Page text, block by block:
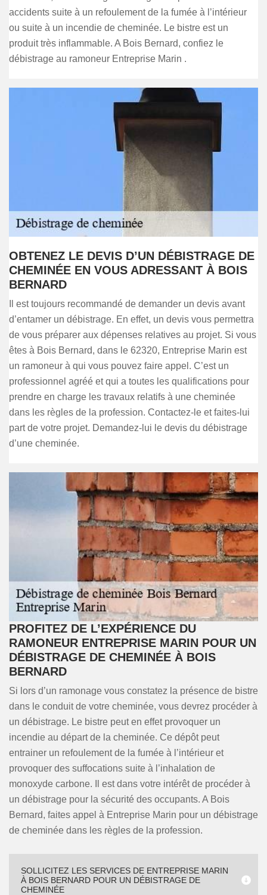
accidents suite à un refoulement de la fumée à l’intérieur
ou suite à un incendie de cheminée. Le bistre est un
produit très inflammable. A Bois Bernard, confiez le
débistrage au ramoneur Entreprise Marin .
OBTENEZ LE DEVIS D’UN DÉBISTRAGE DE
CHEMINÉE EN VOUS ADRESSANT À BOIS
BERNARD
Il est toujours recommandé de demander un devis avant
d’entamer un débistrage. En effet, un devis vous permettra
de vous préparer aux dépenses relatives au projet. Si vous
êtes à Bois Bernard, dans le 62320, Entreprise Marin est
un ramoneur à qui vous pouvez faire appel. C’est un
professionnel agréé et qui a toutes les qualifications pour
prendre en charge les travaux relatifs à une cheminée
dans les règles de la profession. Contactez-le et faites-lui
part de votre projet. Demandez-lui le devis du débistrage
d’une cheminée.
PROFITEZ DE L’EXPÉRIENCE DU
RAMONEUR ENTREPRISE MARIN POUR UN
DÉBISTRAGE DE CHEMINÉE À BOIS
BERNARD
Si lors d’un ramonage vous constatez la présence de bistre
dans le conduit de votre cheminée, vous devrez procéder à
un débistrage. Le bistre peut en effet provoquer un
incendie au départ de la cheminée. Ce dépôt peut
entrainer un refoulement de la fumée à l’intérieur et
provoquer des suffocations suite à l’inhalation de
monoxyde carbone. Il est dans votre intérêt de procéder à
un débistrage pour la sécurité des occupants. A Bois
Bernard, faites appel à Entreprise Marin pour un débistrage
de cheminée dans les règles de la profession.
SOLLICITEZ LES SERVICES DE ENTREPRISE MARIN
À BOIS BERNARD POUR UN DÉBISTRAGE DE
CHEMINÉE